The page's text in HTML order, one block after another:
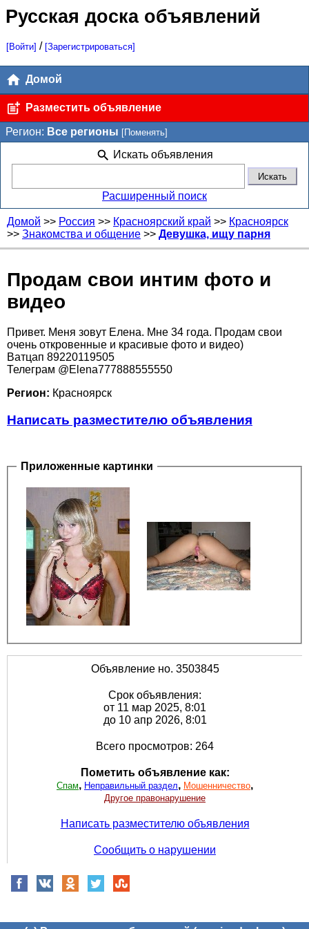
Русская доска объявлений
[Войти] / [Зарегистрироваться]
Домой
Разместить объявление
Регион: Все регионы [Поменять]
Искать объявления
Расширенный поиск
Домой >> Россия >> Красноярский край >> Красноярск
>> Знакомства и общение >> Девушка, ищу парня
Продам свои интим фото и
видео
Привет. Меня зовут Елена. Мне 34 года. Продам свои
очень откровенные и красивые фото и видео)
Ватцап 89220119505
Телеграм @Elena777888555550
Регион: Красноярск
Написать разместителю объявления
Приложенные картинки
Объявление но. 3503845
Срок объявления:
от 11 мар 2025, 8:01
до 10 апр 2026, 8:01
Всего просмотров: 264
Пометить объявление как:
Спам, Неправильный раздел, Мошенничество,
Другое правонарушение
Написать разместителю объявления
Сообщить о нарушении